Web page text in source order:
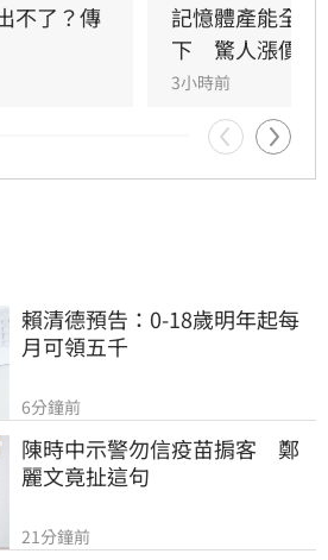
記憶體成本飆升影響，市場預
價恐漲至1299美元，摺疊機
元大關，成為史上最貴
整反映全球記憶體供需失衡，
系列產品定價，引發市場高
不了？傳
記憶體產能全被
下　驚人漲價潮
3小時前
賴清德預告：0-18歲明年起每
月可領五千
6分鐘前
陳時中示警勿信疫苗掮客　鄭
麗文竟扯這句
21分鐘前